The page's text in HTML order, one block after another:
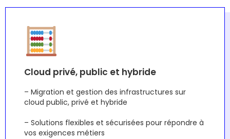
Cloud privé, public et hybride
– Migration et gestion des infrastructures sur
cloud public, privé et hybride
– Solutions flexibles et sécurisées pour répondre à
vos exigences métiers